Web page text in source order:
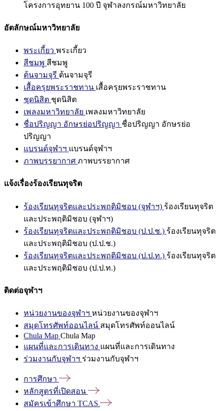
โครงการอุทยาน 100 ปี จุฬาลงกรณ์มหาวิทยาลัย
อัตลักษณ์มหาวิทยาลัย
พระเกี้ยว พระเกี้ยว
สีชมพู สีชมพู
ต้นจามจุรี ต้นจามจุรี
เสื้อครุยพระราชทาน เสื้อครุยพระราชทาน
ชุดนิสิต ชุดนิสิต
เพลงมหาวิทยาลัย เพลงมหาวิทยาลัย
ชื่อปริญญา อักษรย่อปริญญา ชื่อปริญญา อักษรย่อ
ปริญญา
แบรนด์จุฬาฯ แบรนด์จุฬาฯ
ภาพบรรยากาศ ภาพบรรยากาศ
แจ้งเรื่องร้องเรียนทุจริต
ร้องเรียนทุจริตและประพฤติมิชอบ (จุฬาฯ) ร้องเรียนทุจริต
และประพฤติมิชอบ (จุฬาฯ)
ร้องเรียนทุจริตและประพฤติมิชอบ (ป.ป.ช.) ร้องเรียนทุจริต
และประพฤติมิชอบ (ป.ป.ช.)
ร้องเรียนทุจริตและประพฤติมิชอบ (ป.ป.ท.) ร้องเรียนทุจริต
และประพฤติมิชอบ (ป.ป.ท.)
ติดต่อจุฬาฯ
หน่วยงานของจุฬาฯ หน่วยงานของจุฬาฯ
สมุดโทรศัพท์ออนไลน์ สมุดโทรศัพท์ออนไลน์
Chula Map Chula Map
แผนที่และการเดินทาง แผนที่และการเดินทาง
ร่วมงานกับจุฬาฯ ร่วมงานกับจุฬาฯ
การศึกษา
หลักสูตรที่เปิดสอน
สมัครเข้าศึกษา TCAS